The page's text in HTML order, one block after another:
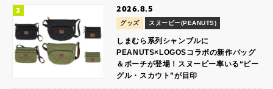
2026.8.5
グッズ スヌーピー(PEANUTS)
しまむら系列シャンブルに
PEANUTS×LOGOSコラボの新作バッグ
＆ポーチが登場！スヌーピー率いる“ビー
グル・スカウト”が目印